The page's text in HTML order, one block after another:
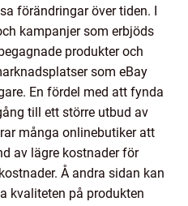
förändringar över tiden. I
kampanjer som erbjöds
produkter och
som eBay
En fördel med att fynda
till ett större utbud av
många onlinebutiker att
av lägre kostnader för
Å andra sidan kan
kvaliteten på produkten